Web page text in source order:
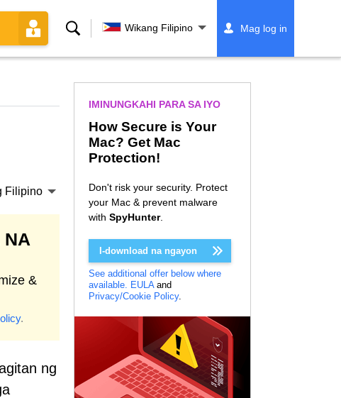
PaghahanapWikang Filipino Mag log in
Filipino
NA
&
.
ng
IMINUNGKAHI PARA SA IYO
How Secure is Your
Mac? Get Mac
Protection!
Don't risk your security. Protect
your Mac & prevent malware
with SpyHunter.
I-download na ngayon
See additional offer below where
available. EULAand
Privacy/Cookie Policy.